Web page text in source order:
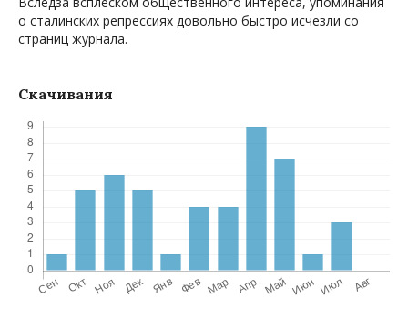
о сталинских репрессиях довольно быстро исчезли со
страниц журнала.
Скачивания